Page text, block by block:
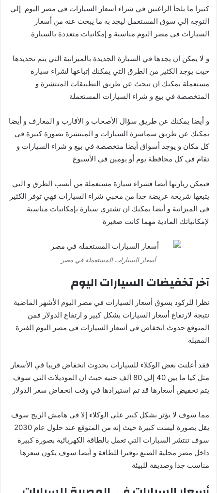
كثيرا ما يلجأ الراغبين في شراء أسعار السيارات في مصر اليوم إلي
التوجه إلي سوق المستعمل ليجد به ما يبحث عنه من أسعار
السيارات في مصر اليوم مناسبة و إمكانيات متعددة بالسيارة
و لا يمكن ان يجدها في السيارة الجديدة بالميزانية التي يتم تحديدها
حيث يوجد الكثير من الطرق التي يمكنك إتباعها لشراء سيارة
مستعملة يمكنك ان تبحث عن طريق التطبيقات المنتشرة و
المتخصصة في بيع و شراء السيارات المستعملة
و أيضا يمكنك عن طريق سؤال الأصحاب و الأقارب و المعارف و أيضا
يمكنك عن طريق سماسرة السيارات و المنتشرة بصورة كبيرة في
كل مكان و يوجد أسواق أيضا متخصصة في بيع و شراء السيارات و
تقام في كل محافظة يوم أو يومين في الأسبوع
فيمكن زيارتها أيضا فشراء سيارة مستعملة من أنسب الطرق و التي
يتبعها شريحة عريضة جدا من محبي شراء السيارات فهي توفر الكثير
في الميزانية و أيضا يمكنك ان تشتري سيارة بإمكانيات مناسبة
لإمكانياتك المادية مهما كانت صغيرة
أسعار السيارات المستعملة في مصر
آخر تخفيضات السيارات اليوم
نظرا للركود بسوق أسعار السيارات في مصر اليوم الأشهر الماضية
نتيجة لارتفاع أسعار السيارات بشكل كبير و ارتفاع الدولار فمن
المتوقع حدوث انخفاض في أسعار السيارات في مصر اليوم الفترة
المقبلة
فقد أعلنت بعض الوكلاء للسيارات بحدوث انخفاض قريبا في الأسعار
مثل كيا ما بين 40 إلي 80 ألف جنيه حيث ان الموديلات التي سوف
يتم تخفيض أسعارها قد تم استيرادها في وقت انخفاض سعر الدولار
مما سوف لا يؤثر بشكل كبير علي الوكلاء إلا في هامش الربح سوف
يقل بصورة ليست كبيرة حيث إنه من المتوقع عند حلول عام 2030
سوف تنتشر السيارات التي تعمل بالطاقة الكهربائية بصورة كبيرة
داخل مصر محلية الصنع توفيرا للطاقة و أيضا سوف يكون سعرها
مناسب جدا وصديقة للبيئة